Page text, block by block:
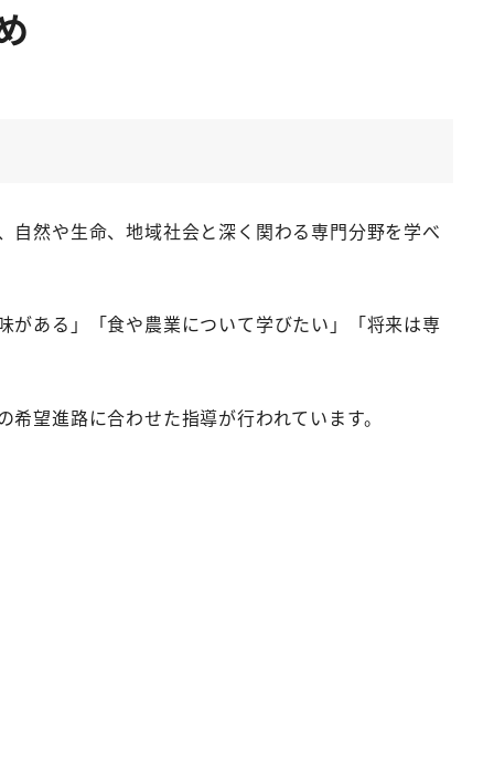
然や生命、地域社会と深く関わる専門分野を学べ
ある」「食や農業について学びたい」「将来は専
望進路に合わせた指導が行われています。